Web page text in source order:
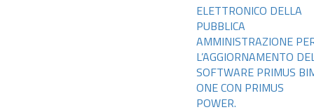
ELETTRONICO DELLA
PUBBLICA
AMMINISTRAZIONE
L’AGGIORNAMENTO
SOFTWARE PRIMUS
ONE CON PRIMUS
POWER.